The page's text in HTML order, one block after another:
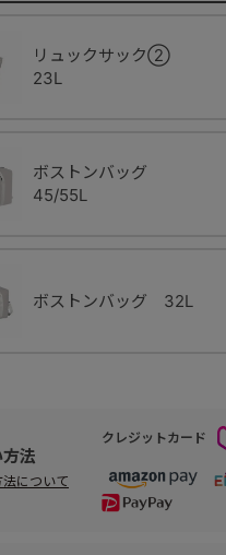
リュックサック②
23L
ボストンバッグ
45/55L
ボストンバッグ 32L
法
について
クレジットカード